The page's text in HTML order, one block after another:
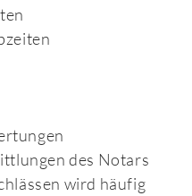
des Notars
wird häufig